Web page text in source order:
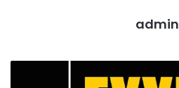
admin